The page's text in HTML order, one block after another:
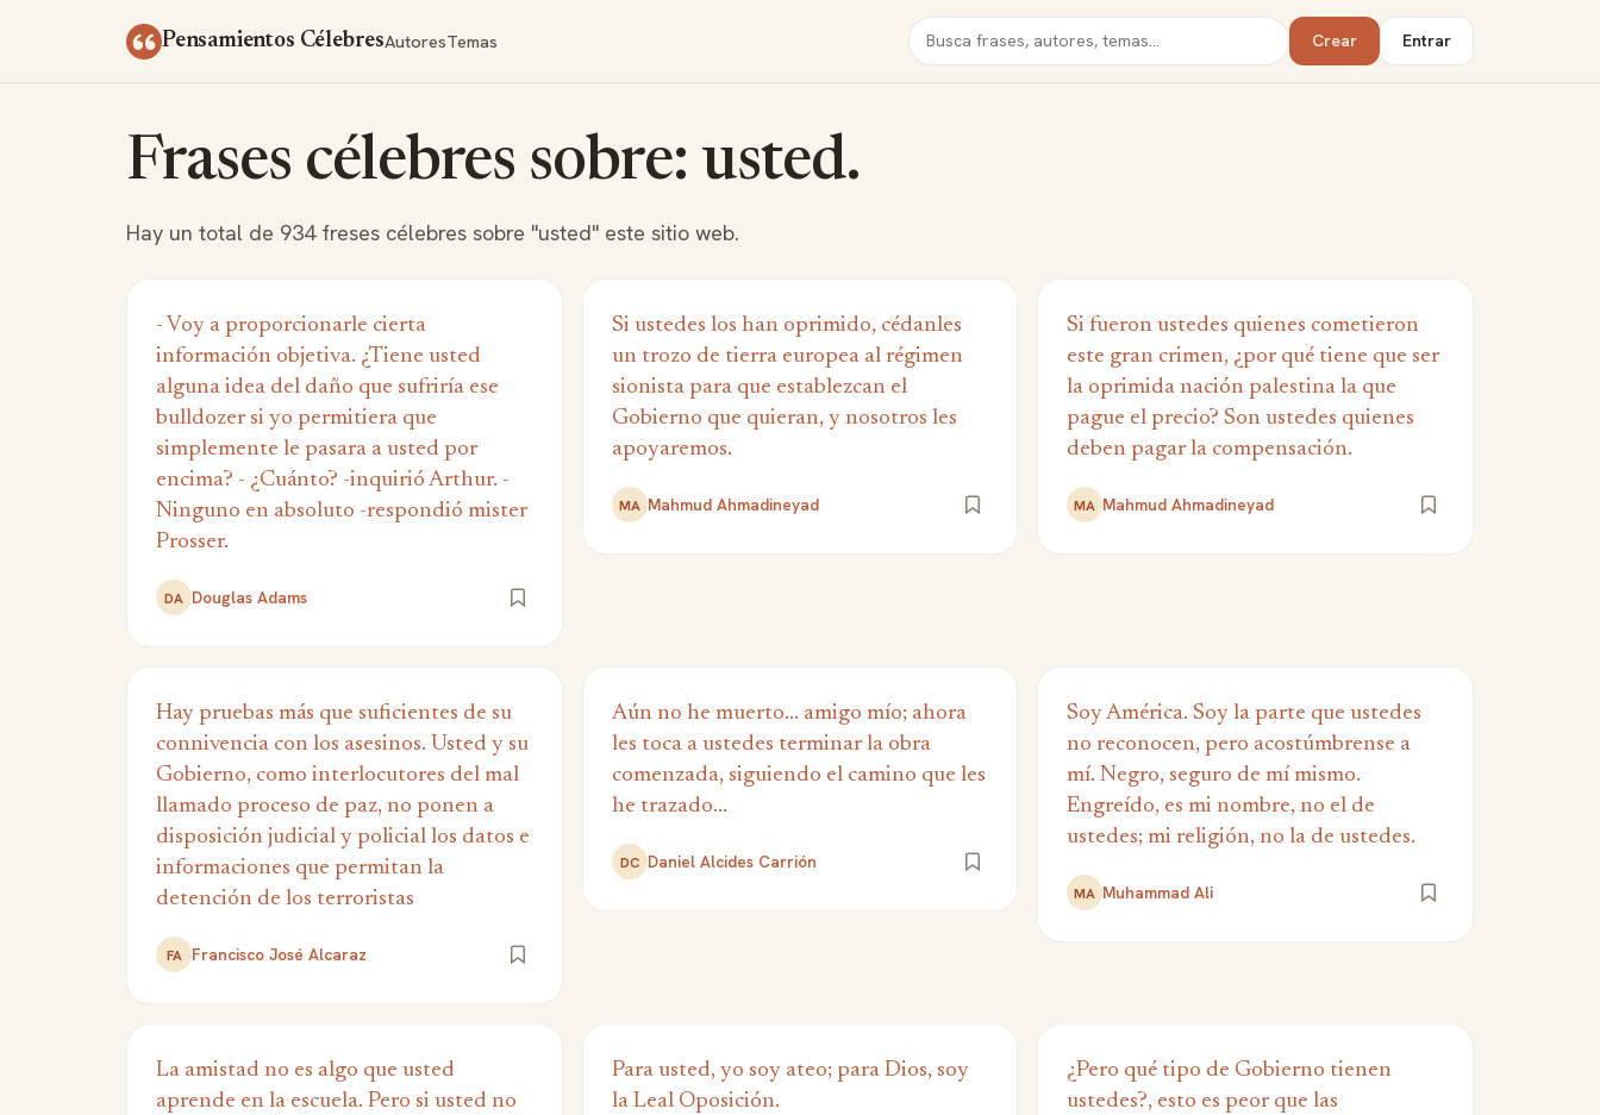
Pensamientos CélebresAutoresTemas Buscar Crear Entrar
Frases célebres sobre: usted.
Hay un total de 934 freses célebres sobre "usted" este sitio web.
- Voy a proporcionarle cierta
información objetiva. ¿Tiene usted
alguna idea del daño que sufriría ese
bulldozer si yo permitiera que
simplemente le pasara a usted por
encima? - ¿Cuánto? -inquirió Arthur. -
Ninguno en absoluto -respondió mister
Prosser.
DA Douglas Adams
Si ustedes los han oprimido, cédanles
un trozo de tierra europea al régimen
sionista para que establezcan el
Gobierno que quieran, y nosotros les
apoyaremos.
MA Mahmud Ahmadineyad
Si fueron ustedes quienes cometieron
este gran crimen, ¿por qué tiene que ser
la oprimida nación palestina la que
pague el precio? Son ustedes quienes
deben pagar la compensación.
MA Mahmud Ahmadineyad
Hay pruebas más que suficientes de su
connivencia con los asesinos. Usted y su
Gobierno, como interlocutores del mal
llamado proceso de paz, no ponen a
disposición judicial y policial los datos e
informaciones que permitan la
detención de los terroristas
FA Francisco José Alcaraz
Aún no he muerto... amigo mío; ahora
les toca a ustedes terminar la obra
comenzada, siguiendo el camino que les
he trazado...
DC Daniel Alcides Carrión
Soy América. Soy la parte que ustedes
no reconocen, pero acostúmbrense a
mí. Negro, seguro de mí mismo.
Engreído, es mi nombre, no el de
ustedes; mi religión, no la de ustedes.
MA Muhammad Ali
La amistad no es algo que usted
aprende en la escuela. Pero si usted no
Para usted, yo soy ateo; para Dios, soy
la Leal Oposición.
¿Pero qué tipo de Gobierno tienen
ustedes?, esto es peor que las